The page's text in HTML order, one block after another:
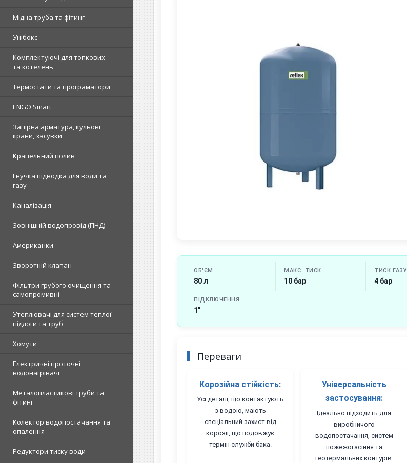
Мідна труба та фітинг
Унібокс
Комплектуючі для топкових
та котелень
Термостати та програматори
ENGO Smart
Запірна арматура, кульові
крани, засувки
Крапельний полив
Гнучка підводка для води та
газу
Каналізація
Зовнішній водопровід (ПНД)
Американки
Зворотній клапан
Фільтри грубого очищення та
самопромивні
Утеплювачі для систем теплої
підлоги та труб
Хомути
Електричні проточні
водонагрівачі
Металопластикові труби та
фітинг
Колектор водопостачання та
опалення
Редуктори тиску води
ОБ'ЄМ
80 л
МАКС. ТИСК
10 бар
ТИСК ГАЗУ
4 бар
ПІДКЛЮЧЕННЯ
1"
Переваги
Корозійна стійкість:
Усі деталі, що контактують
з водою, мають
спеціальний захист від
корозії, що подовжує
термін служби бака.
Універсальність
застосування:
Ідеально підходить для
виробничого
водопостачання, систем
пожежогасіння та
геотермальних контурів.